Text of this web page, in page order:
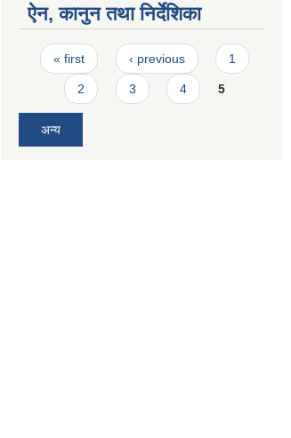
ऐन, कानुन तथा निर्देशिका
Pages
« first ‹ previous 1
2 3 4 5
अन्य